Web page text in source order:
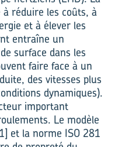
à réduire les coûts, à
et à élever les
entraîne un
surface dans les
faire face à un
des vitesses plus
dynamiques).
important
Le modèle
et la norme ISO 281